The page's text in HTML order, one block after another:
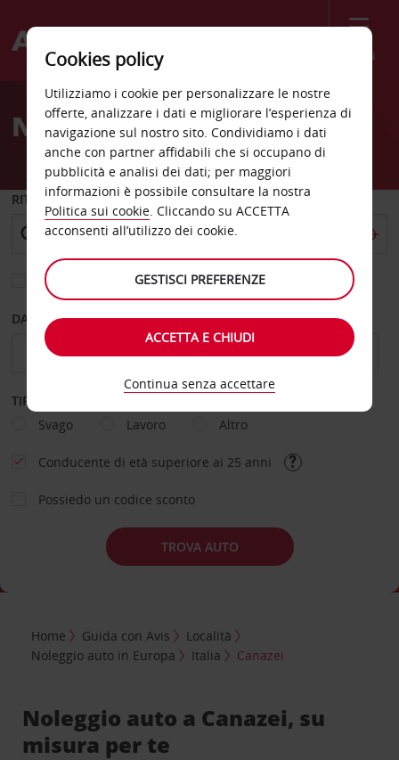
Menù
Welcome
AvisNoleggio auto Canazei
RITIRO DA
Scegli una località di riconsegna diversa
DAL GIORNO AL GIORNO
TIPOLOGIA DI NOLEGGIO
Svago
Lavoro Altro
Conducente di età superiore ai 25 anni
Possiedo un codice sconto
TROVA AUTO
Home Guida con Avis
Località
Noleggio auto in Europa
Italia Canazei
Noleggio auto a Canazei, su
misura per te
Cookies policy
Utilizziamo i cookie per personalizzare le nostre
offerte, analizzare i dati e migliorare l’esperienza di
navigazione sul nostro sito. Condividiamo i dati
anche con partner affidabili che si occupano di
pubblicità e analisi dei dati; per maggiori
informazioni è possibile consultare la nostra
Politica sui cookie. Cliccando su ACCETTA
acconsenti all’utilizzo dei cookie.
GESTISCI PREFERENZE
ACCETTA E CHIUDI
Continua senza accettare